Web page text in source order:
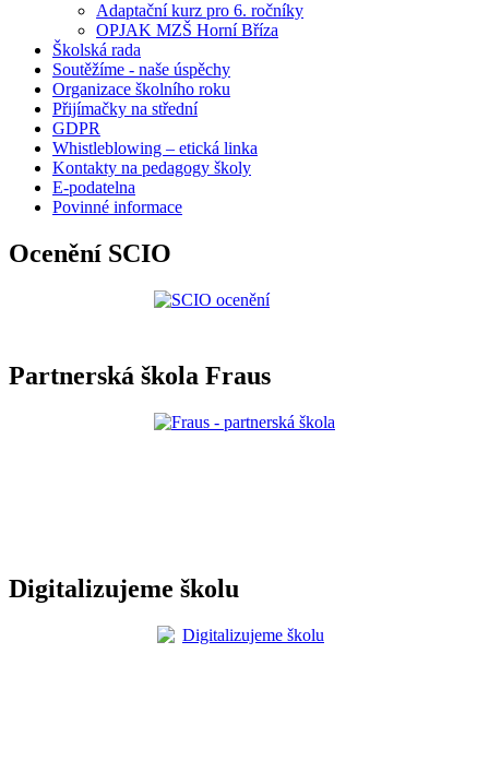
Adaptační kurz pro 6. ročníky
OPJAK MZŠ Horní Bříza
Školská rada
Soutěžíme - naše úspěchy
Organizace školního roku
Přijímačky na střední
GDPR
Whistleblowing – etická linka
Kontakty na pedagogy školy
E-podatelna
Povinné informace
Ocenění SCIO
Partnerská škola Fraus
Digitalizujeme školu